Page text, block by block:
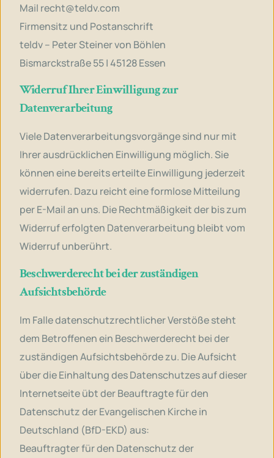
Mail recht@teldv.com
Firmensitz und Postanschrift
teldv – Peter Steiner von Böhlen
Bismarckstraße 55 | 45128 Essen
Widerruf Ihrer Einwilligung zur
Datenverarbeitung
Viele Datenverarbeitungsvorgänge sind nur mit
Ihrer ausdrücklichen Einwilligung möglich. Sie
können eine bereits erteilte Einwilligung jederzeit
widerrufen. Dazu reicht eine formlose Mitteilung
per E-Mail an uns. Die Rechtmäßigkeit der bis zum
Widerruf erfolgten Datenverarbeitung bleibt vom
Widerruf unberührt.
Beschwerderecht bei der zuständigen
Aufsichtsbehörde
Im Falle datenschutzrechtlicher Verstöße steht
dem Betroffenen ein Beschwerderecht bei der
zuständigen Aufsichtsbehörde zu. Die Aufsicht
über die Einhaltung des Datenschutzes auf dieser
Internetseite übt der Beauftragte für den
Datenschutz der Evangelischen Kirche in
Deutschland (BfD-EKD) aus:
Beauftragter für den Datenschutz der